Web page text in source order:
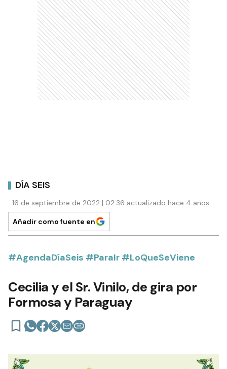
DÍA SEIS
16 de septiembre de 2022 | 02:36 actualizado hace 4 años
Añadir como fuente en
#AgendaDíaSeis #ParaIr #LoQueSeViene
Cecilia y el Sr. Vinilo, de gira por
Formosa y Paraguay